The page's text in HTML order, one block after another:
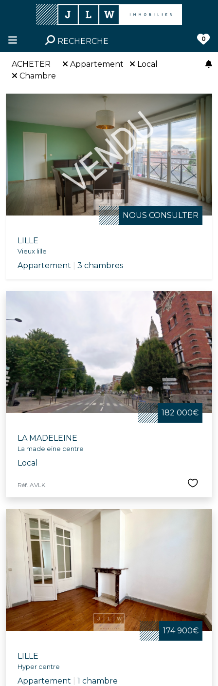
RECHERCHE 0
ACHETER Appartement
Local
Chambre
NOUS CONSULTER
LILLE
Vieux lille
Appartement 3 chambres
182 000€
LA MADELEINE
La madeleine centre
Local
Réf. AVLK
174 900€
LILLE
Hyper centre
Appartement 1 chambre